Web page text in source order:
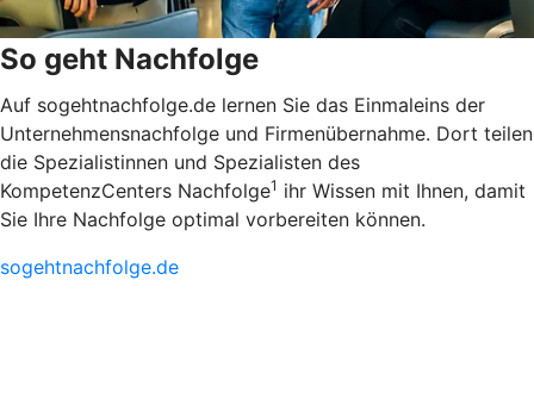
So geht Nachfolge
Auf sogehtnachfolge.de lernen Sie das Einmaleins der
Unternehmensnachfolge und Firmenübernahme. Dort teilen
die Spezialistinnen und Spezialisten des
KompetenzCenters Nachfolge1 ihr Wissen mit Ihnen, damit
Sie Ihre Nachfolge optimal vorbereiten können.
sogehtnachfolge.de